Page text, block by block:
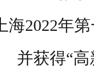
上海2022年
并获得“